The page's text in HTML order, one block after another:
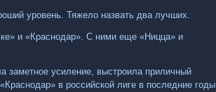
уровень. Тяжело назвать два лучших.
и «Краснодар». С ними еще «Ницца» и
заметное усиление, выстроила приличный
в российской лиге в последние годы